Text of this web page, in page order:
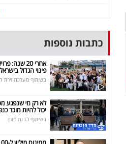
כתבות נוספות
אחרי 20 שנה:
פינוי הגדול
בשיתוף מערכת זירת
לא רק מי שנפגע
יכול להיות מוכר
בשיתוף לבנת פורן